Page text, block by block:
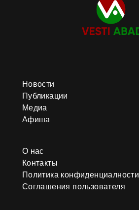
Новости
Публикации
Медиа
Афиша
О нас
Контакты
Политика конфиденциалности
Соглашения пользователя